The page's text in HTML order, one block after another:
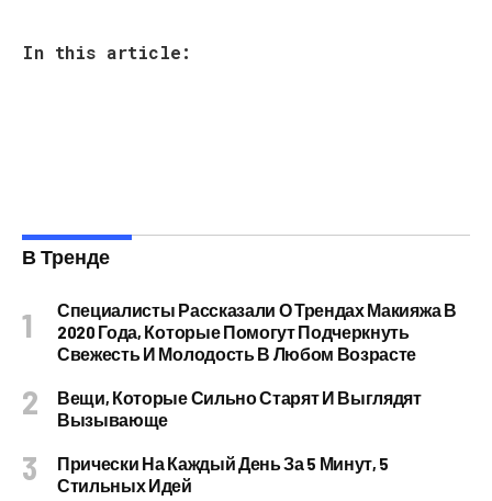
In this article:
В Тренде
Специалисты Рассказали О Трендах Макияжа В
2020 Года, Которые Помогут Подчеркнуть
Свежесть И Молодость В Любом Возрасте
Вещи, Которые Сильно Старят И Выглядят
Вызывающе
Прически На Каждый День За 5 Минут, 5
Стильных Идей